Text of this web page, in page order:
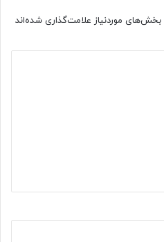
بخش‌های موردنیاز علامت‌گذاری شده‌اند